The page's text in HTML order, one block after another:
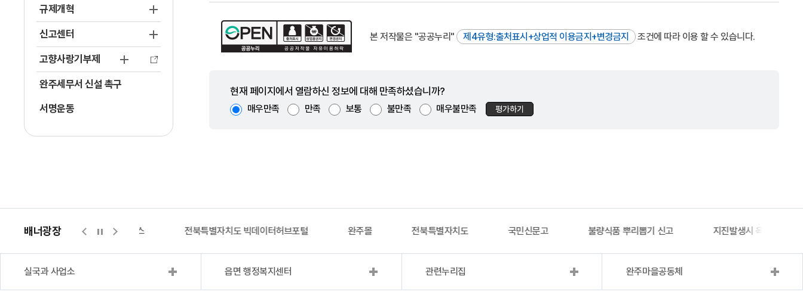
규제개혁
신고센터
고향사랑기부제
완주세무서 신설 촉구
서명운동
본 저작물은 "공공누리" 제4유형:출처표시+상업적 이용금지+변경금지 조건에 따라 이용 할 수 있습니다.
현재 페이지에서 열람하신 정보에 대해 만족하셨습니까?
매우만족 만족 보통 불만족 매우불만족 평가하기
배너광장
지적측량바로처리센터 위택스 전북특별자치도 빅데이터허브포털 완주몰 전북특별자치도 국민신문고 불량식품 뿌리뽑기 신고 지진발생시 옥외대피소
실국과 사업소 읍면 행정복지센터 관련누리집 완주마을공동체